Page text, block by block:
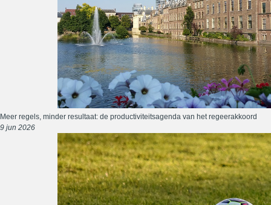
Meer regels, minder resultaat: de productiviteitsagenda van het regeerakkoord
9 jun 2026